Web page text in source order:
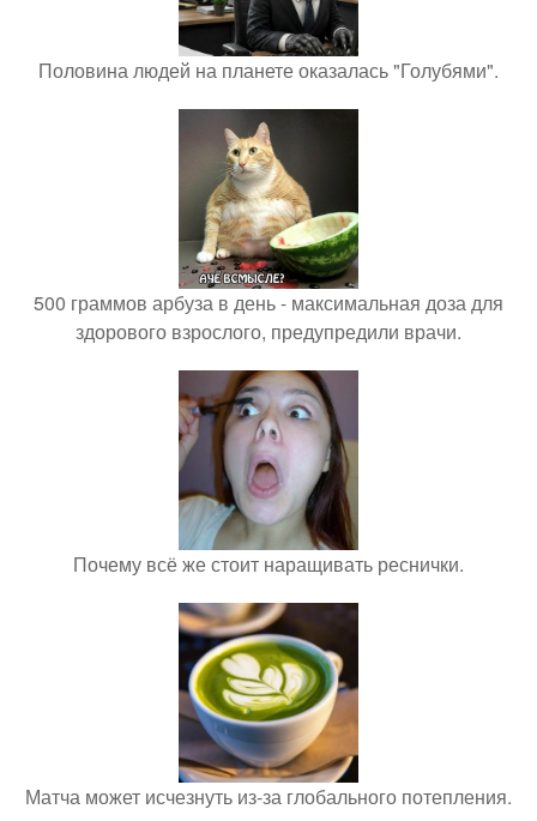
Половина людей на планете оказалась "Голубями".
500 граммов арбуза в день - максимальная доза для
здорового взрослого, предупредили врачи.
Почему всё же стоит наращивать реснички.
Матча может исчезнуть из-за глобального потепления.